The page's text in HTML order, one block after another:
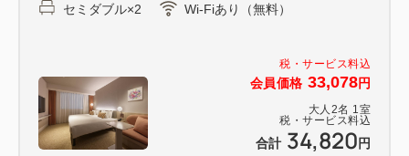
税・サービス料込
会員価格 33,078円
大人 2名 1 室
税・サービス料込
合計 34,820円
セミダブル×2 Wi-Fiあり（無料）